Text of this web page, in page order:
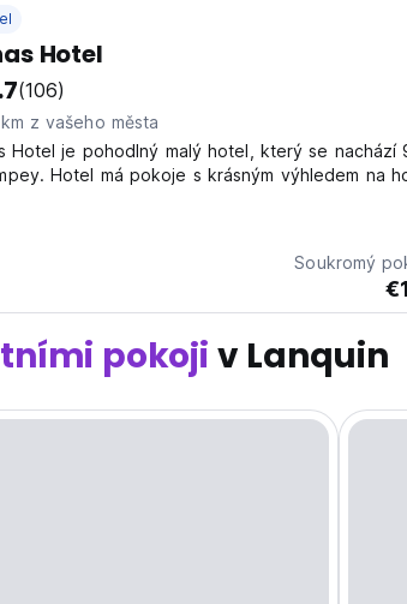
Hotel
(106)
z vašeho města
Hotel je pohodlný malý hotel, který se nachází
Hotel má pokoje s krásným výhledem na
Soukromý
pokoji v Lanquin